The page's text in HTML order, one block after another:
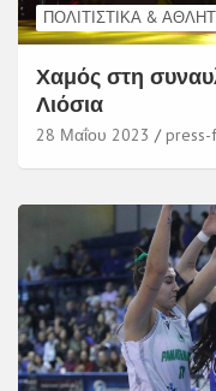
ΠΟΛΙΤΙΣΤΙΚΆ &
Χαμός στη
Λιόσια
28 Μαΐου 2023